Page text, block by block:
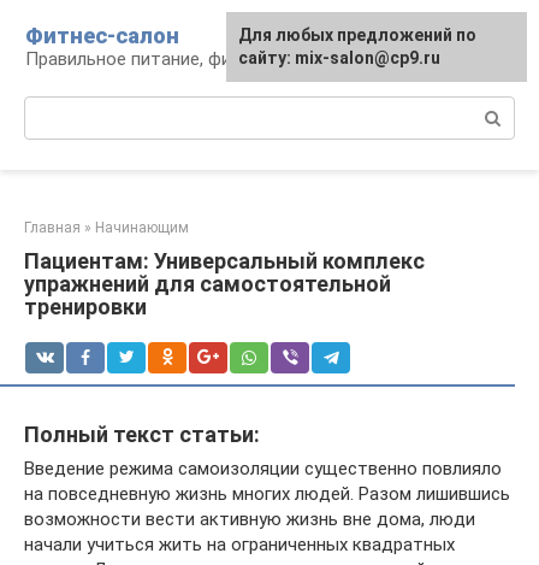
контенту
Фитнес-салон
Правильное питание, фитнес, образ жизни
Главная » Начинающим
Пациентам: Универсальный комплекс
упражнений для самостоятельной
тренировки
Полный текст статьи:
Введение режима самоизоляции существенно повлияло
на повседневную жизнь многих людей. Разом лишившись
возможности вести активную жизнь вне дома, люди
начали учиться жить на ограниченных квадратных
Для любых предложений по
сайту: mix-salon@cp9.ru